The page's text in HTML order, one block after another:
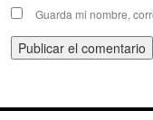
Guarda mi nombre,